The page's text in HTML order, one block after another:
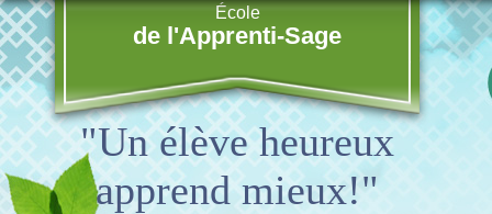
École
de l'Apprenti-Sage
"Un élève heureux
apprend mieux!"